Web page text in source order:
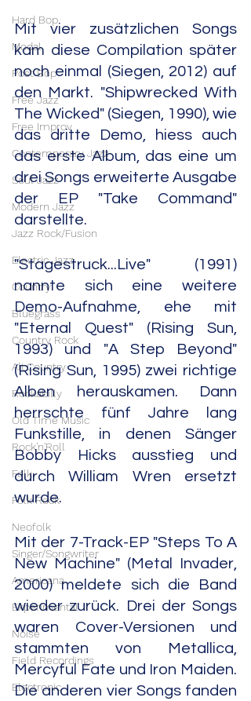
Hard Bop
Modal
Post Bop
Free Jazz
Free Improv
Contemporary Jazz
Soul Jazz
Modern Jazz
Jazz Rock/Fusion
Electric Jazz
Country
Bluegrass
Country Rock
Alt.Country
Rockabilly
Old Time Music
Rock'n'Roll
Folk
Folk Rock
Neofolk
Singer/Songwriter
Americana
Experimental
Noise
Field Recordings
Electronic
Mit vier zusätzlichen Songs
kam diese Compilation später
noch einmal (Siegen, 2012) auf
den Markt. "Shipwrecked With
The Wicked" (Siegen, 1990), wie
das dritte Demo, hiess auch
das erste Album, das eine um
drei Songs erweiterte Ausgabe
der EP "Take Command"
darstellte.
"Stagestruck...Live" (1991)
nannte sich eine weitere
Demo-Aufnahme, ehe mit
"Eternal Quest" (Rising Sun,
1993) und "A Step Beyond"
(Rising Sun, 1995) zwei richtige
Alben herauskamen. Dann
herrschte fünf Jahre lang
Funkstille, in denen Sänger
Bobby Hicks ausstieg und
durch William Wren ersetzt
wurde.
Mit der 7-Track-EP "Steps To A
New Machine" (Metal Invader,
2000) meldete sich die Band
wieder zurück. Drei der Songs
waren Cover-Versionen und
stammten von Metallica,
Mercyful Fate und Iron Maiden.
Die anderen vier Songs fanden